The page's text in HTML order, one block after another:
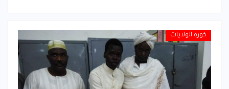
كورة الولايات